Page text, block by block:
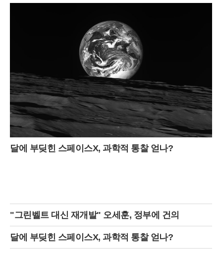
달에 부딪힌 스페이스X, 과학적 통찰 얻나?
"그린벨트 대신 재개발" 오세훈, 정부에 건의
달에 부딪힌 스페이스X, 과학적 통찰 얻나?